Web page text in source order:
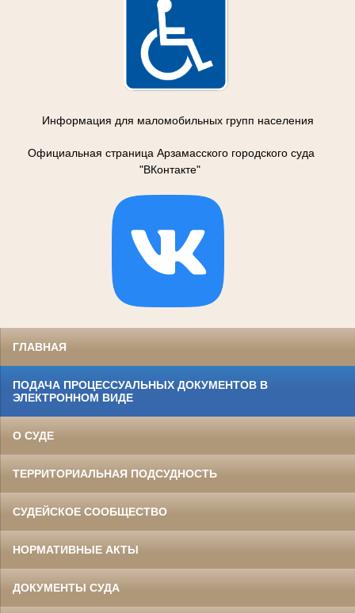
Информация для маломобильных групп населения
Официальная страница Арзамасского городского суда
"ВКонтакте"
ГЛАВНАЯ
ПОДАЧА ПРОЦЕССУАЛЬНЫХ ДОКУМЕНТОВ В
ЭЛЕКТРОННОМ ВИДЕ
О СУДЕ
ТЕРРИТОРИАЛЬНАЯ ПОДСУДНОСТЬ
СУДЕЙСКОЕ СООБЩЕСТВО
НОРМАТИВНЫЕ АКТЫ
ДОКУМЕНТЫ СУДА